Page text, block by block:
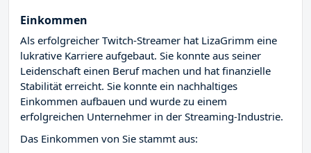
Einkommen
Als erfolgreicher Twitch-Streamer hat LizaGrimm eine
lukrative Karriere aufgebaut. Sie konnte aus seiner
Leidenschaft einen Beruf machen und hat finanzielle
Stabilität erreicht. Sie konnte ein nachhaltiges
Einkommen aufbauen und wurde zu einem
erfolgreichen Unternehmer in der Streaming-Industrie.
Das Einkommen von Sie stammt aus: